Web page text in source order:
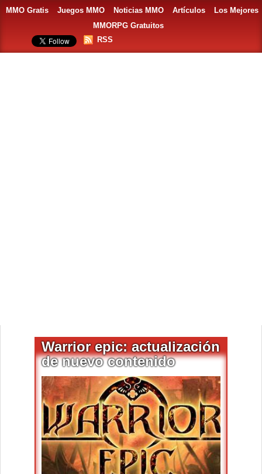
MMO Gratis Juegos MMO Noticias MMO Artículos
Los Mejores
MMORPG Gratuitos
RSS
Warrior epic: actualización
de nuevo contenido